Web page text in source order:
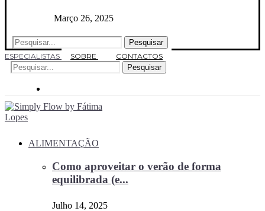
Março 26, 2025
Pesquisar
ESPECIALISTAS
SOBRE
CONTACTOS
Pesquisar
ALIMENTAÇÃO
Como aproveitar o verão de forma
equilibrada (e...
Julho 14, 2025